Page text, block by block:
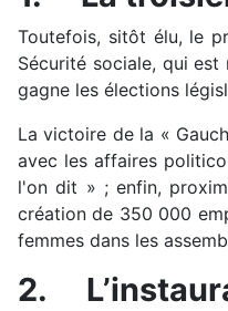
Toutefois, sitôt élu, le
Sécurité sociale, qui est
gagne les élections
La victoire de la «
avec les affaires
l'on dit » ; enfin,
création de 350 000
femmes dans les
2.